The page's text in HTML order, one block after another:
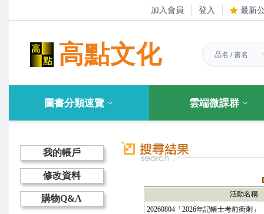
加入會員 登入 最新
高點文化
圖書分類速覽 雲端微課群
我的帳戶
修改資料
購物Q&A
活動名稱
20260804「2026年記帳士考前衝刺」